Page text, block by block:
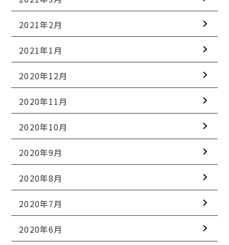
2021年2月
2021年1月
2020年12月
2020年11月
2020年10月
2020年9月
2020年8月
2020年7月
2020年6月